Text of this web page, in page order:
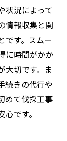
状況によって
情報収集と関
です。スムー
に時間がかか
大切です。ま
続きの代行や
めて伐採工事
です。